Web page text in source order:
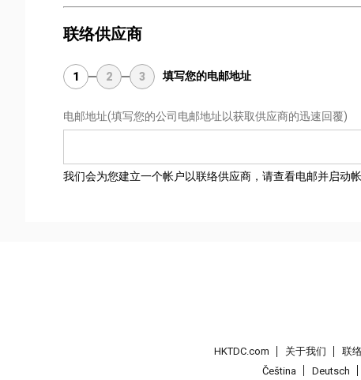
联络供应商
1 2 3 填写您的电邮地址
电邮地址(填写您的公司电邮地址以获取供应商的迅速回覆)
我们会为您建立一个帐户以联络供应商，请查看电邮并启动帐
HKTDC.com 关于我们 联
Čeština
Deutsch